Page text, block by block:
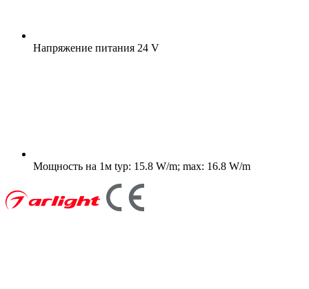
Напряжение питания 24 V
Мощность на 1м typ: 15.8 W/m; max: 16.8 W/m